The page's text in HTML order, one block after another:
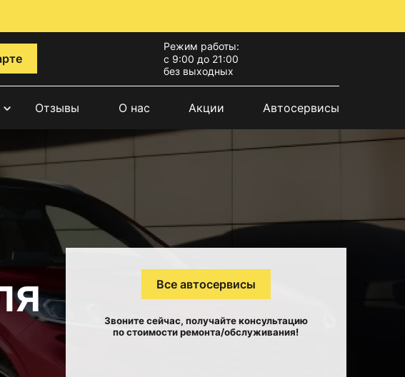
Режим работы:
с 9:00 до 21:00
без выходных
Отзывы О нас Акции Автосервисы
Все автосервисы
Звоните сейчас, получайте консультацию
по стоимости ремонта/обслуживания!